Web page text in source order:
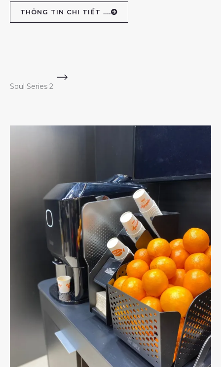
THÔNG TIN CHI TIẾT ....
Soul Series 2